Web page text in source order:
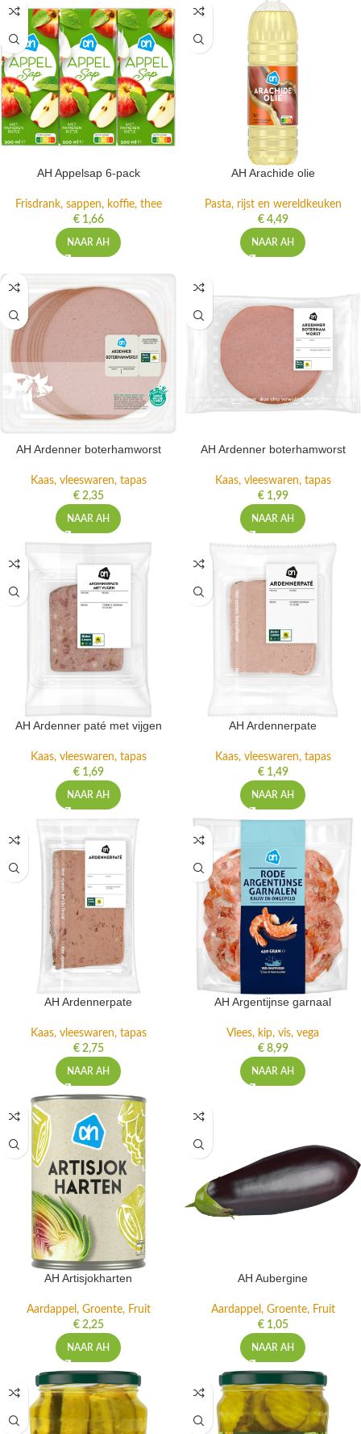
AH Appelsap 6-pack
Frisdrank, sappen, koffie, thee
€1,66
NAAR AH
AH Arachide olie
Pasta, rijst en wereldkeuken
€4,49
NAAR AH
AH Ardenner boterhamworst
Kaas, vleeswaren, tapas
€2,35
NAAR AH
AH Ardenner boterhamworst
Kaas, vleeswaren, tapas
€1,99
NAAR AH
AH Ardenner paté met vijgen
Kaas, vleeswaren, tapas
€1,69
NAAR AH
AH Ardennerpate
Kaas, vleeswaren, tapas
€1,49
NAAR AH
AH Ardennerpate
Kaas, vleeswaren, tapas
€2,75
NAAR AH
AH Argentijnse garnaal
Vlees, kip, vis, vega
€8,99
NAAR AH
AH Artisjokharten
Aardappel, Groente, Fruit
€2,25
NAAR AH
AH Aubergine
Aardappel, Groente, Fruit
€1,05
NAAR AH